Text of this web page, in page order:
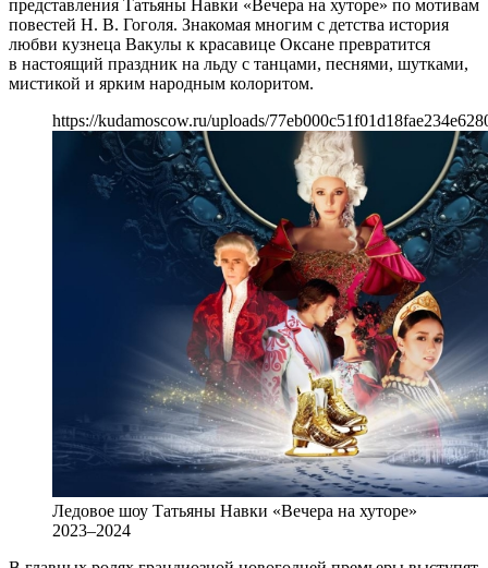
представления Татьяны Навки «Вечера на хуторе» по мотивам
повестей Н. В. Гоголя. Знакомая многим с детства история
любви кузнеца Вакулы к красавице Оксане превратится
в настоящий праздник на льду с танцами, песнями, шутками,
мистикой и ярким народным колоритом.
https://kudamoscow.ru/uploads/
Ледовое шоу Татьяны Навки «Вечера на хуторе»
2023–2024